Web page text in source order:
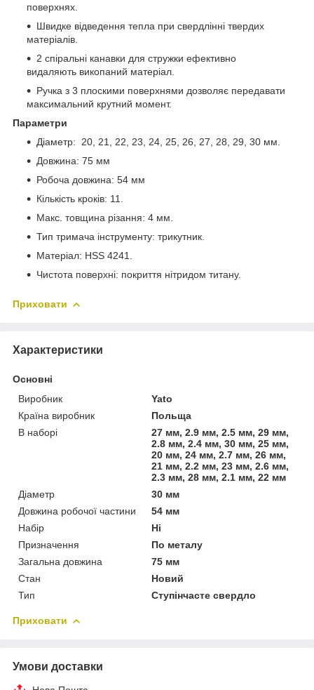
поверхнях.
Швидке відведення тепла при свердлінні твердих
матеріалів.
2 спіральні канавки для стружки ефективно
видаляють викопаний матеріал.
Ручка з 3 плоскими поверхнями дозволяє передавати
максимальний крутний момент.
Параметри
Діаметр: 20, 21, 22, 23, 24, 25, 26, 27, 28, 29, 30 мм.
Довжина: 75 мм
Робоча довжина: 54 мм
Кількість кроків: 11.
Макс. товщина різання: 4 мм.
Тип тримача інструменту: трикутник.
Матеріал: HSS 4241.
Чистота поверхні: покриття нітридом титану.
Приховати
Характеристики
Основні
Виробник
Yato
Країна виробник
Польща
В наборі
27 мм, 2.9 мм, 2.5 мм, 29 мм,
2.8 мм, 2.4 мм, 30 мм, 25 мм,
20 мм, 24 мм, 2.7 мм, 26 мм,
21 мм, 2.2 мм, 23 мм, 2.6 мм,
2.3 мм, 28 мм, 2.1 мм, 22 мм
Діаметр
30 мм
Довжина робочої частини
54 мм
Набір
Ні
Призначення
По металу
Загальна довжина
75 мм
Стан
Новий
Тип
Ступінчасте свердло
Приховати
Умови доставки